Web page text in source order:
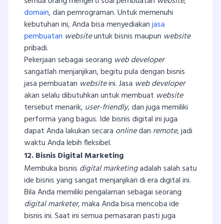
domain, dan pemrograman. Untuk memenuhi
kebutuhan ini, Anda bisa menyediakanjasa
pembuatan websiteuntuk bisnis maupun website
pribadi.
Pekerjaan sebagai seorang web developer
sangatlah menjanjikan, begitu pula dengan bisnis
jasa pembuatan websiteini. Jasa web developer
akan selalu dibutuhkan untuk membuat website
tersebut menarik, user-friendly, dan juga memiliki
performa yang bagus. Ide bisnis digital ini juga
dapat Anda lakukan secara onlinedan remote, jadi
waktu Anda lebih fleksibel.
12. Bisnis Digital Marketing
Membuka bisnis digital marketingadalah salah satu
ide bisnis yang sangat menjanjikan di era digital ini.
Bila Anda memiliki pengalaman sebagai seorang
digital marketer, maka Anda bisa mencoba ide
bisnis ini. Saat ini semua pemasaran pasti juga